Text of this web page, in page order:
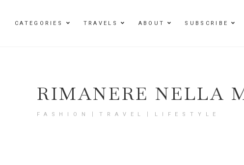
CATEGORIES TRAVELS ABOUT SUBSCRIBE
RIMANERE NELLA
FASHION〡TRAVEL〡LIFESTYLE